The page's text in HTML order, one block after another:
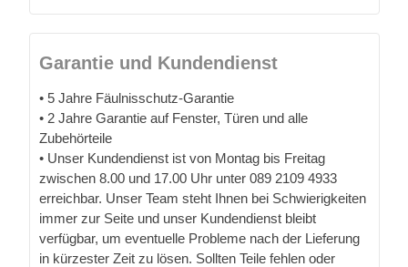
Garantie und Kundendienst
• 5 Jahre Fäulnisschutz-Garantie
• 2 Jahre Garantie auf Fenster, Türen und alle
Zubehörteile
• Unser Kundendienst ist von Montag bis Freitag
zwischen 8.00 und 17.00 Uhr unter 089 2109 4933
erreichbar. Unser Team steht Ihnen bei Schwierigkeiten
immer zur Seite und unser Kundendienst bleibt
verfügbar, um eventuelle Probleme nach der Lieferung
in kürzester Zeit zu lösen. Sollten Teile fehlen oder